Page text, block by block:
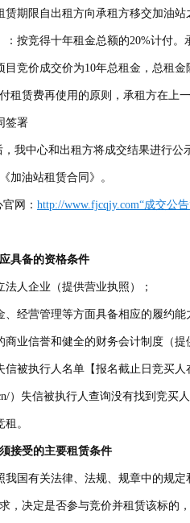
赁期限自出租方向承租方移交加油
：按竞得十年租金总额的20%计付
目竞价成交价为10年总租金，总租
租赁费再使用的原则，承租方在上
签署
，我中心和出租方将成交结果进行
加油站租赁合同》。
网： http://www.fjcqjy.com“成交公
具备的资格条件
人企业（提供营业执照）；
、经营管理等方面具备相应的履约
商业信誉和健全的财务会计制度（
信被执行人名单【报名截止日竞买
）失信被执行人查询没有找到竞买
。
接受的主要租赁条件
我国有关法律、法规、规章中的规
，决定是否参与竞价并租赁该标的